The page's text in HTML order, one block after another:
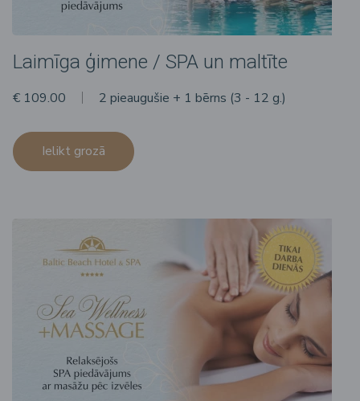
Laimīga ģimene / SPA un maltīte
€ 109.00 2 pieaugušie + 1 bērns (3 - 12 g.)
Ielikt grozā